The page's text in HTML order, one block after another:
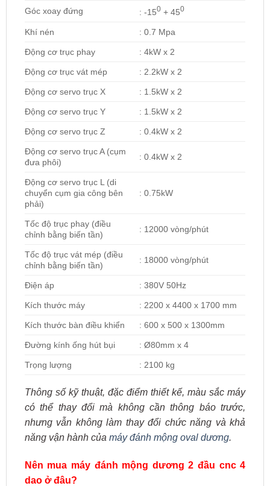
Góc xoay đứng : -150+ 450
Khí nén : 0.7 Mpa
Động cơ trục phay : 4kW x 2
Động cơ trục vát mép : 2.2kW x 2
Động cơ servo trục X : 1.5kW x 2
Động cơ servo trục Y : 1.5kW x 2
Động cơ servo trục Z : 0.4kW x 2
Động cơ servo trục A (cụm
đưa phôi)
: 0.4kW x 2
Động cơ servo trục L (di
chuyển cụm gia công bên
phải)
: 0.75kW
Tốc độ trục phay (điều
chỉnh bằng biến tần)
: 12000 vòng/phút
Tốc độ trục vát mép (điều
chỉnh bằng biến tần)
: 18000 vòng/phút
Điện áp : 380V 50Hz
Kích thước máy : 2200 x 4400 x 1700 mm
Kích thước bàn điều khiển : 600 x 500 x 1300mm
Đường kính ống hút bụi : Ø80mm x 4
Trọng lượng : 2100 kg
Thông số kỹ thuật, đặc điểm thiết kế, màu sắc máy
có thể thay đổi mà không cần thông báo trước,
nhưng vẫn không làm thay đổi chức năng và khả
năng vận hành của máy đánh mộng oval dương.
Nên mua máy đánh mộng dương 2 đầu cnc 4
dao ở đâu?